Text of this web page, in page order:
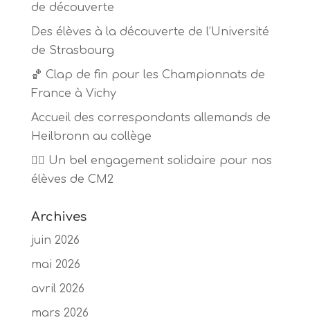
de découverte
Des élèves à la découverte de l’Université
de Strasbourg
🏀 Clap de fin pour les Championnats de
France à Vichy
Accueil des correspondants allemands de
Heilbronn au collège
🏃‍♂️ Un bel engagement solidaire pour nos
élèves de CM2
Archives
juin 2026
mai 2026
avril 2026
mars 2026